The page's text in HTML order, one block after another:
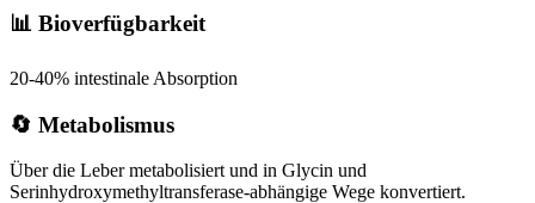
📊 Bioverfügbarkeit
20-40% intestinale Absorption
🔄 Metabolismus
Über die Leber metabolisiert und in Glycin und
Serinhydroxymethyltransferase-abhängige Wege konvertiert.